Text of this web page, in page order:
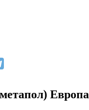
Европа